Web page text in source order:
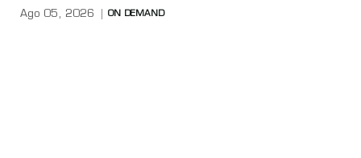
Ago 05, 2026 ON DEMAND